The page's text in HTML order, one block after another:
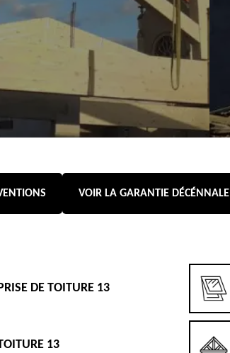
VOIR LA GARANTIE DÉCÉNNALE
DE TOITURE 13
13